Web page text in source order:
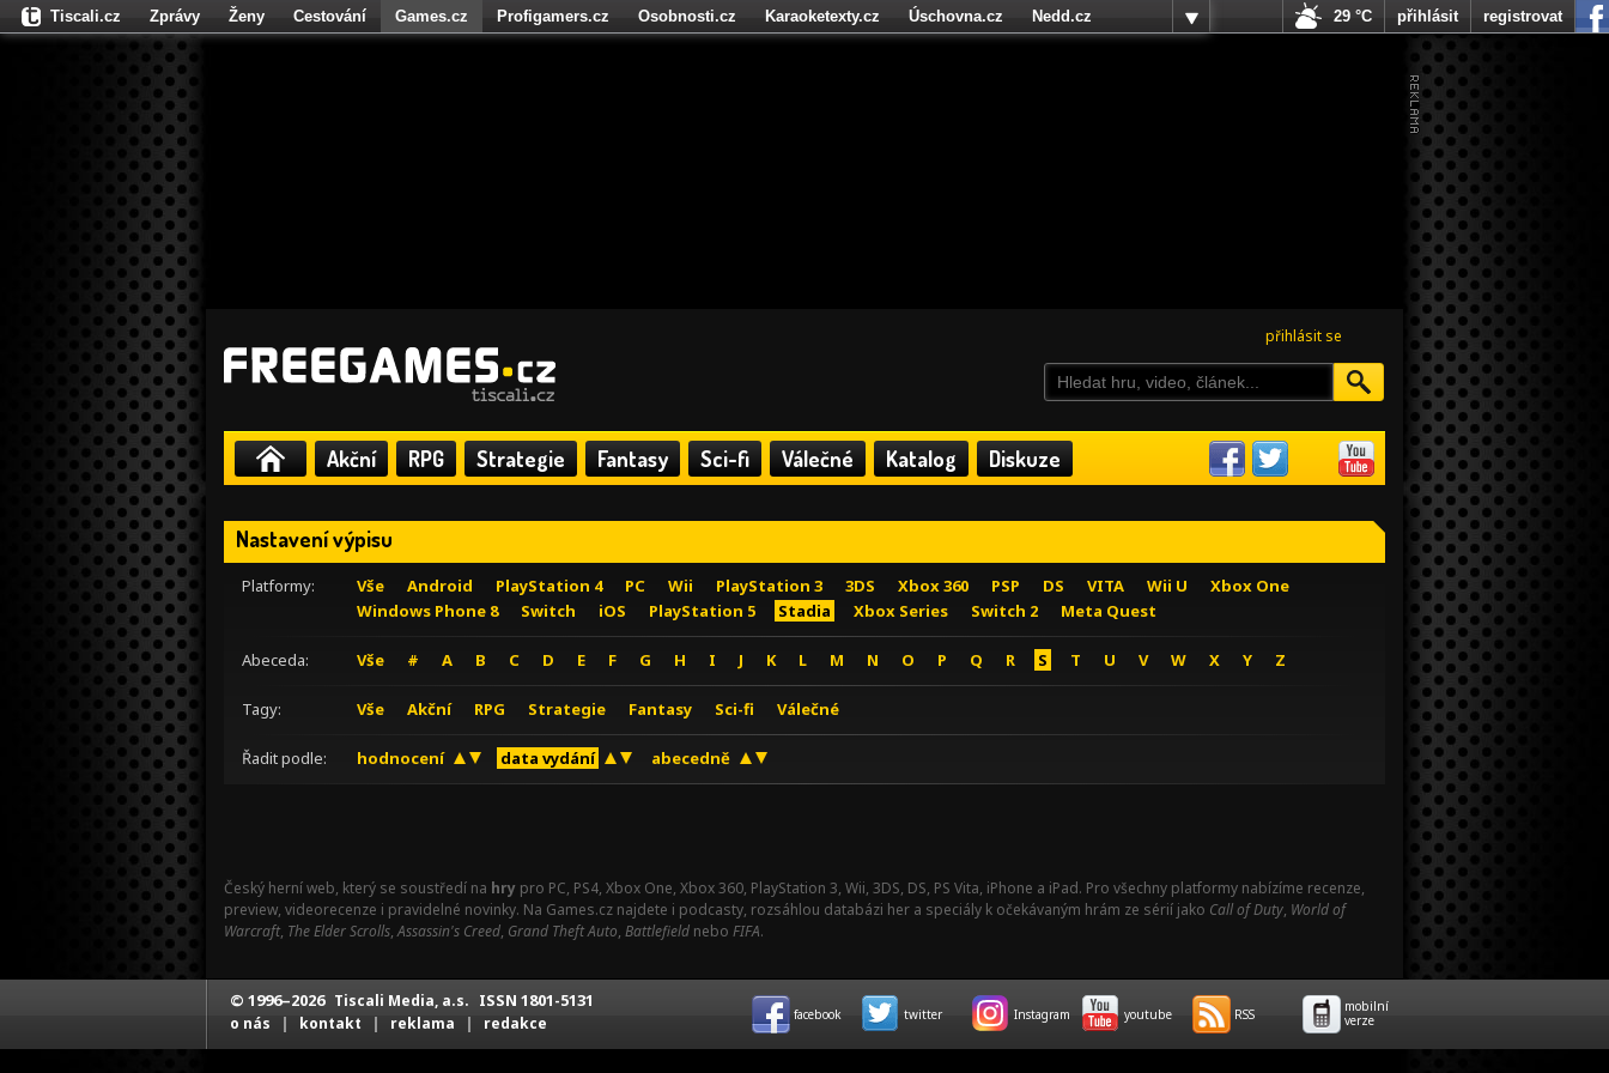
přihlásit se
Akční RPG Strategie Fantasy Sci-fi Válečné Katalog Diskuze
Nastavení výpisu
Platformy: Vše Android PlayStation 4 PC Wii PlayStation 3 3DS Xbox 360 PSP DS VITA Wii U
Xbox One
Windows Phone 8
Switch iOS PlayStation 5 Stadia Xbox Series Switch 2 Meta Quest
Abeceda: Vše # A B C D E F G H I J K L M N O P Q R S T U V W X Y Z
Tagy: Vše Akční RPG Strategie Fantasy Sci-fi Válečné
Řadit podle: hodnocení data vydání abecedně
Český herní web, který se soustředí na hry pro PC, PS4, Xbox One, Xbox 360, PlayStation 3, Wii, 3DS, DS, PS Vita, iPhone a iPad. Pro všechny platformy nabízíme recenze,
preview, videorecenze i pravidelné novinky. Na Games.cz najdete i podcasty, rozsáhlou databázi her a speciály k očekávaným hrám ze sérií jako Call of Duty, World of
Warcraft, The Elder Scrolls,Assassin's Creed, Grand Theft Auto, Battlefield nebo FIFA.
Tiscali.cz Zprávy Ženy Cestování Games.cz Profigamers.cz Osobnosti.cz Karaoketexty.cz Úschovna.cz
Nedd.cz
Fights.cz
29 °C přihlásit registrovat
© 1996–2026 Tiscali Media, a.s. ISSN 1801-5131
o nás | kontakt | reklama | redakce facebook twitter Instagram youtube RSS
mobilní
verze